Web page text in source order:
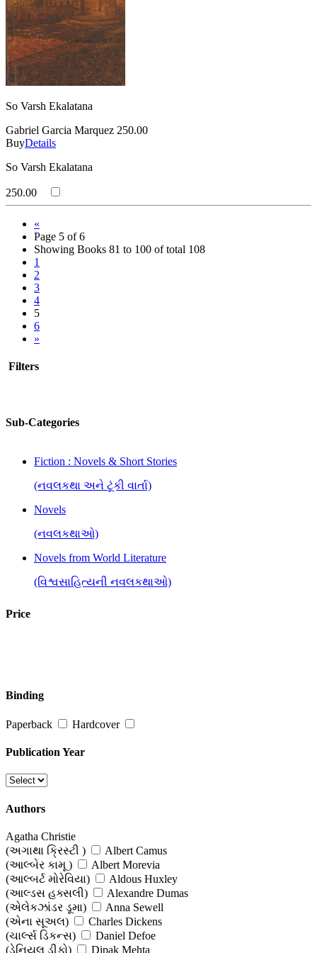
So Varsh Ekalatana
Gabriel Garcia Marquez 250.00
BuyDetails
So Varsh Ekalatana
250.00
«
Page 5 of 6
Showing Books 81 to 100 of total 108
1
2
3
4
5
6
»
Filters
Sub-Categories
Fiction : Novels & Short Stories
(નવલકથા અને ટૂંકી વાર્તા)
Novels
(નવલકથાઓ)
Novels from World Literature
(વિશ્વસાહિત્યની નવલકથાઓ)
Price
Binding
Paperback Hardcover
Publication Year
Authors
Agatha Christie
(અગાથા ક્રિસ્ટી )
Albert Camus
(આલ્બેર કામૂ )
Albert Morevia
(આલ્બર્ટ મોરેવિયા)
Aldous Huxley
(આલ્ડસ હક્સલી)
Alexandre Dumas
(એલેકઝાંડર ડૂમા)
Anna Sewell
(એના સૂઅલ)
Charles Dickens
(ચાર્લ્સ ડિકન્સ)
Daniel Defoe
(ડેનિયલ ડીફો)
Dipak Mehta